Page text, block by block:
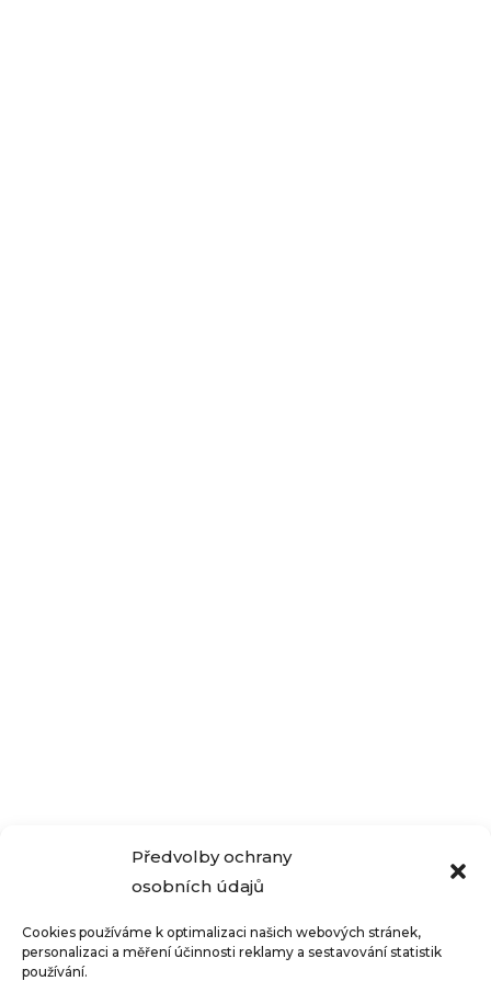
Předvolby ochrany
osobních údajů
Cookies používáme k optimalizaci našich webových stránek,
personalizaci a měření účinnosti reklamy a sestavování statistik
používání.